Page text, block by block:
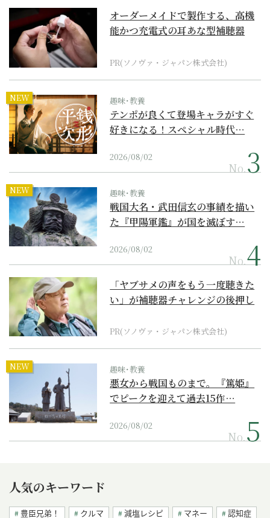
オーダーメイドで製作する、高機
能かつ充電式の耳あな型補聴器
PR(ソノヴァ・ジャパン株式会社)
NEW 趣味･教養
テンポが良くて登場キャラがすぐ
好きになる！スペシャル時代…
2026/08/02
No.
NEW 趣味･教養
戦国大名・武田信玄の事績を描い
た『甲陽軍鑑』が国を滅ぼす…
2026/08/02
No.
「ヤブサメの声をもう一度聴きた
い」が補聴器チャレンジの後押し
PR(ソノヴァ・ジャパン株式会社)
NEW 趣味･教養
悪女から戦国ものまで。『篤姫』
でピークを迎えて過去15作…
2026/08/02
No.
人気のキーワード
豊臣兄弟！ クルマ 減塩レシピ マネー 認知症